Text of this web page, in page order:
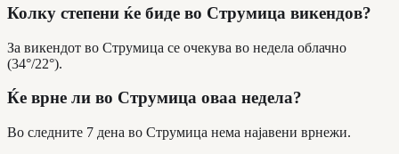
Колку степени ќе биде во Струмица викендов?
За викендот во Струмица се очекува во недела облачно
(34°/22°).
Ќе врне ли во Струмица оваа недела?
Во следните 7 дена во Струмица нема најавени врнежи.